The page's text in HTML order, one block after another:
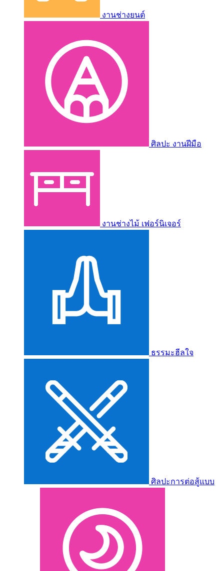
งานช่างยนต์
ศิลปะ งานฝีมือ
งานช่างไม้ เฟอร์นิเจอร์
ธรรมะฮีลใจ
ศิลปะการต่อสู้แบบ